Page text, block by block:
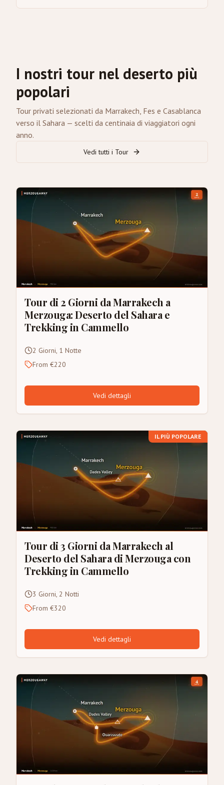
I nostri tour nel deserto più
popolari
Tour privati selezionati da Marrakech, Fes e Casablanca
verso il Sahara — scelti da centinaia di viaggiatori ogni
anno.
Vedi tutti i Tour
Tour di 2 Giorni da Marrakech a
Merzouga: Deserto del Sahara e
Trekking in Cammello
2 Giorni, 1 Notte
From €220
Vedi dettagli
IL PIÙ POPOLARE
Tour di 3 Giorni da Marrakech al
Deserto del Sahara di Merzouga con
Trekking in Cammello
3 Giorni, 2 Notti
From €320
Vedi dettagli